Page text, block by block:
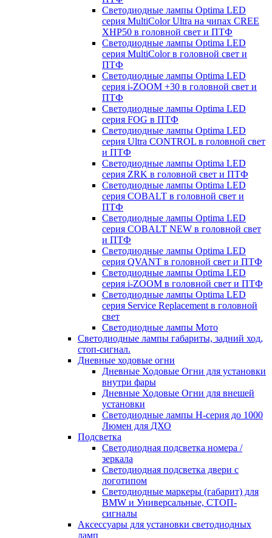
Светодиодные лампы Optima LED
серия MultiColor Ultra на чипах CREE
XHP50 в головной свет и ПТФ
Светодиодные лампы Optima LED
серия MultiColor в головной свет и
ПТФ
Светодиодные лампы Optima LED
серия i-ZOOM +30 в головной свет и
ПТФ
Светодиодные лампы Optima LED
серия FOG в ПТФ
Светодиодные лампы Optima LED
серия Ultra CONTROL в головной свет
и ПТФ
Светодиодные лампы Optima LED
серия ZRK в головной свет и ПТФ
Светодиодные лампы Optima LED
серия COBALT в головной свет и
ПТФ
Светодиодные лампы Optima LED
серия COBALT NEW в головной свет
и ПТФ
Светодиодные лампы Optima LED
серия QVANT в головной свет и ПТФ
Светодиодные лампы Optima LED
серия i-ZOOM в головной свет и ПТФ
Светодиодные лампы Optima LED
серия Service Replacement в головной
свет
Светодиодные лампы Мото
Светодиодные лампы габариты, задний ход,
стоп-сигнал.
Дневные ходовые огни
Дневные Ходовые Огни для установки
внутри фары
Дневные Ходовые Огни для внешей
установки
Светодиодные лампы H-серия до 1000
Люмен для ДХО
Подсветка
Светодиодная подсветка номера /
зеркала
Светодиодная подсветка двери с
логотипом
Светодиодные маркеры (габарит) для
BMW и Универсальные, СТОП-
сигналы
Аксессуары для установки светодиодных
ламп